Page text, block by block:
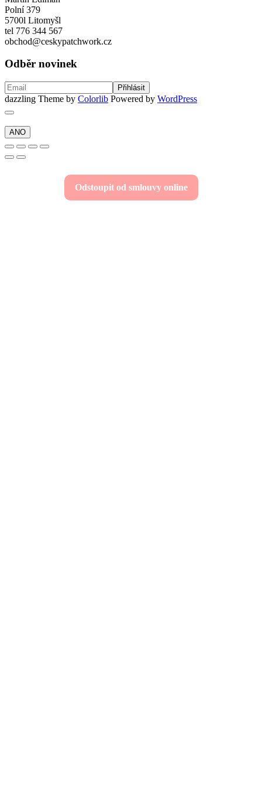
Polní 379
5700l Litomyšl
tel 776 344 567
obchod@ceskypatchwork.cz
Odběr novinek
dazzling Theme by Colorlib Powered by WordPress
ANO
Odstoupit od smlouvy online